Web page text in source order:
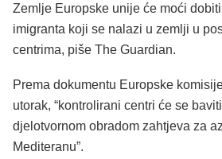
Zemlje Europske unije će moći
imigranta koji se nalazi u zemlji u
centrima, piše The Guardian.
Prema dokumentu Europske
utorak, “kontrolirani centri će se
djelotvornom obradom zahtjeva za
Mediteranu”.